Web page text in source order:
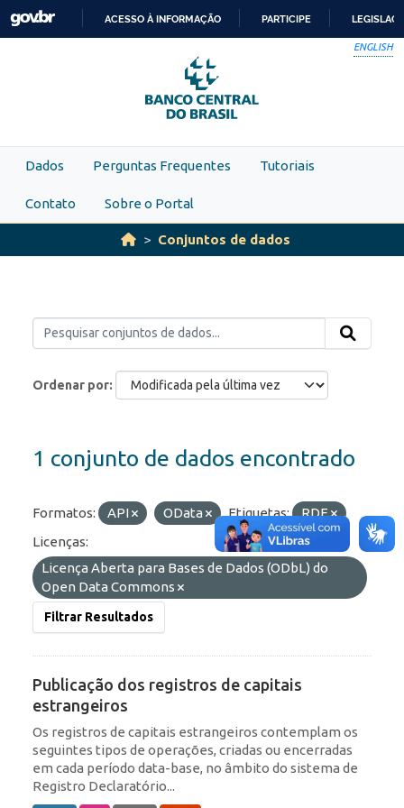
Skip to main content
PARA
O
CONTEÚDO
ACESSO À INFORMAÇÃO PARTICIPE
ENGLISH
Dados Perguntas Frequentes Tutoriais
Contato Sobre o Portal
Conjuntos de dados
Ordenar por
1 conjunto de dados encontrado
Formatos: API OData Etiquetas:
RDE
Licenças:
Licença Aberta para Bases de Dados (ODbL) do
Open Data Commons
Filtrar Resultados
Publicação dos registros de capitais
estrangeiros
Os registros de capitais estrangeiros contemplam os
seguintes tipos de operações, criadas ou encerradas
em cada período data-base, no âmbito do sistema de
Registro Declaratório...